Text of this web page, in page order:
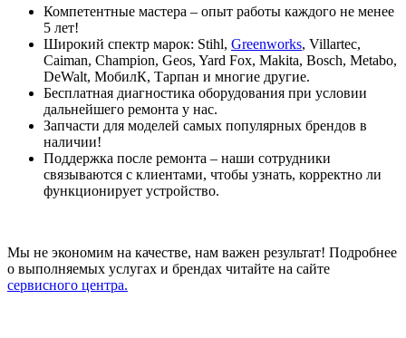
Компетентные мастера – опыт работы каждого не менее
5 лет!
Широкий спектр марок: Stihl, Greenworks, Villartec,
Caiman, Champion, Geos, Yard Fox, Makita, Bosch, Metabo,
DeWalt, МобилК, Тарпан и многие другие.
Бесплатная диагностика оборудования при условии
дальнейшего ремонта у нас.
Запчасти для моделей самых популярных брендов в
наличии!
Поддержка после ремонта – наши сотрудники
связываются с клиентами, чтобы узнать, корректно ли
функционирует устройство.
Мы не экономим на качестве, нам важен результат! Подробнее
о выполняемых услугах и брендах читайте на сайте
сервисного центра.